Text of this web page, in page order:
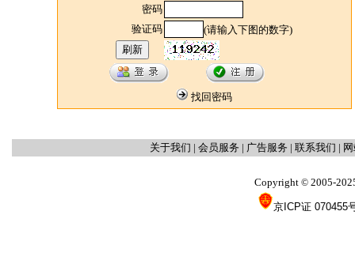
密码
验证码
(请输入下图的数字)
找回密码
关于我们 | 会员服务 | 广告服务 | 联系我们 |
Copyright © 2005-
京ICP证 070455